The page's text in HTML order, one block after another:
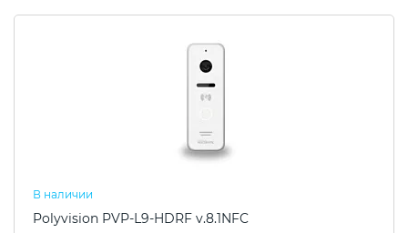
В наличии
Polyvision PVP-L9-HDRF v.8.1NFC